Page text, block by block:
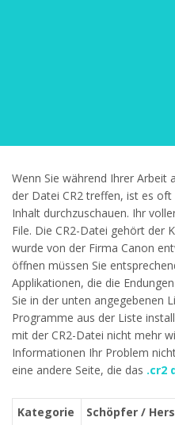
Wenn Sie während Ihrer Arbeit
der Datei CR2 treffen, ist es
Inhalt durchzuschauen. Ihr
File. Die CR2-Datei gehört der
wurde von der Firma Canon
öffnen müssen Sie
Applikationen, die die
Sie in der unten angegebenen
Programme aus der Liste
mit der CR2-Datei nicht mehr
Informationen Ihr Problem
eine andere Seite, die das .cr2
Kategorie Schöpfer /